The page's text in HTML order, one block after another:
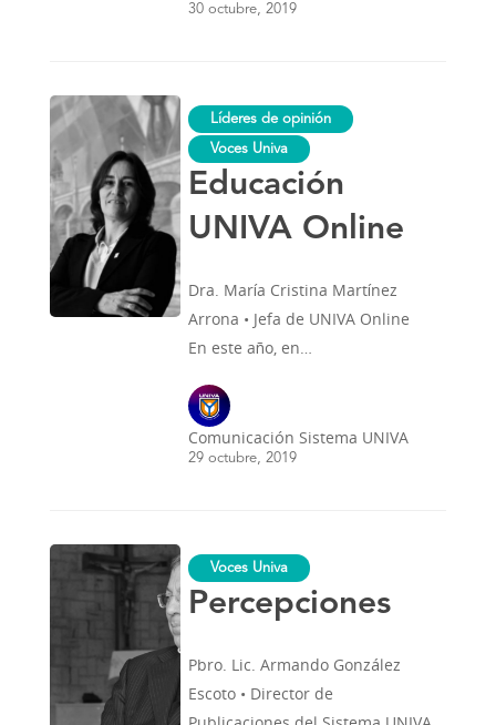
30 octubre, 2019
Educación
UNIVA
Online
Líderes de opinión
Voces Univa
Educación
UNIVA Online
Dra. María Cristina Martínez
Arrona • Jefa de UNIVA Online
En este año, en…
Comunicación Sistema UNIVA
29 octubre, 2019
Percepciones
Voces Univa
Percepciones
Pbro. Lic. Armando González
Escoto • Director de